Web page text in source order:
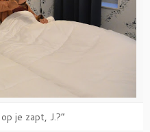
je zapt, J.?”